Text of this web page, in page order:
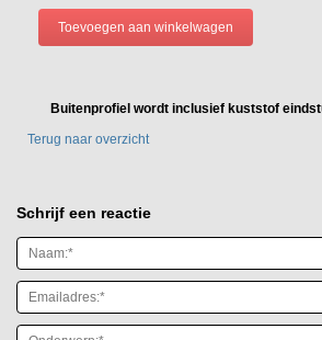
Buitenprofiel wordt inclusief kuststof
Terug naar overzicht
Schrijf een reactie